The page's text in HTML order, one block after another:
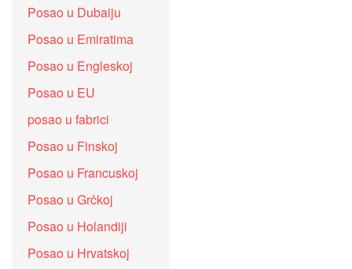
Posao u Dubaiju
Posao u Emiratima
Posao u Engleskoj
Posao u EU
posao u fabrici
Posao u Finskoj
Posao u Francuskoj
Posao u Grčkoj
Posao u Holandiji
Posao u Hrvatskoj